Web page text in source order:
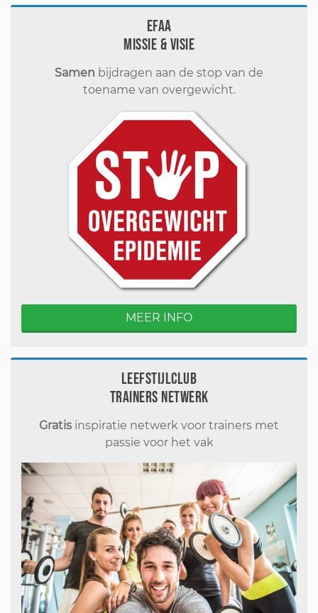
EFAA
Missie & visie
Samen bijdragen aan de stop van de
toename van overgewicht.
MEER INFO
Leefstijlclub
Trainers Netwerk
Gratis inspiratie netwerk voor trainers met
passie voor het vak